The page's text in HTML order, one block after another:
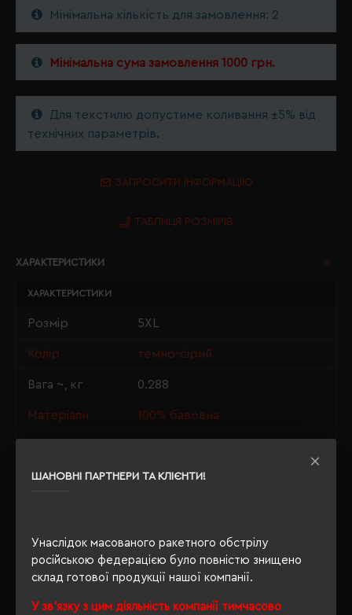
ШАНОВНІ ПАРТНЕРИ ТА КЛІЄНТИ!
Унаслідок масованого ракетного обстрілу
російською федерацією було повністю знищено
склад готової продукції нашої компанії.
У зв'язку з цим діяльність компанії тимчасово
Мінімальна кількість для замовлення: 2
Мінімальна сума замовлення 1000 грн.
Для текстилю допустиме коливання ±5% від
технічних параметрів.
ЗАПРОСИТИ ІНФОРМАЦІЮ
ТАБЛИЦЯ РОЗМІРІВ
ХАРАКТЕРИСТИКИ
ХАРАКТЕРИСТИКИ
Розмір 5XL
Колір темно-сірий
Вага ~, кг 0.288
Матеріали 100% бавовна
Довжина/
Крій прямий
Розмір
нанесення